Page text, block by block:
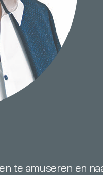
te amuseren en